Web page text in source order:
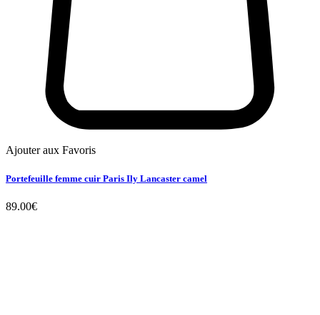
Ajouter aux Favoris
Portefeuille femme cuir Paris Ily Lancaster camel
89.00€